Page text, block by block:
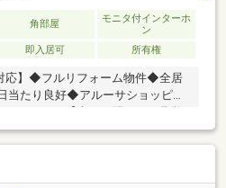
角部屋
モニタ付インターホ
ン
即入居可 所有権
応】◆フルリフォーム物件◆全居
当たり良好◆アルーサショッピン
話でご予約ください】◆フリーダ
５４―３７４【東宝ハウス新都
】◆最大5000円分のギフトカー
ご来店アンケートにご協力くだ